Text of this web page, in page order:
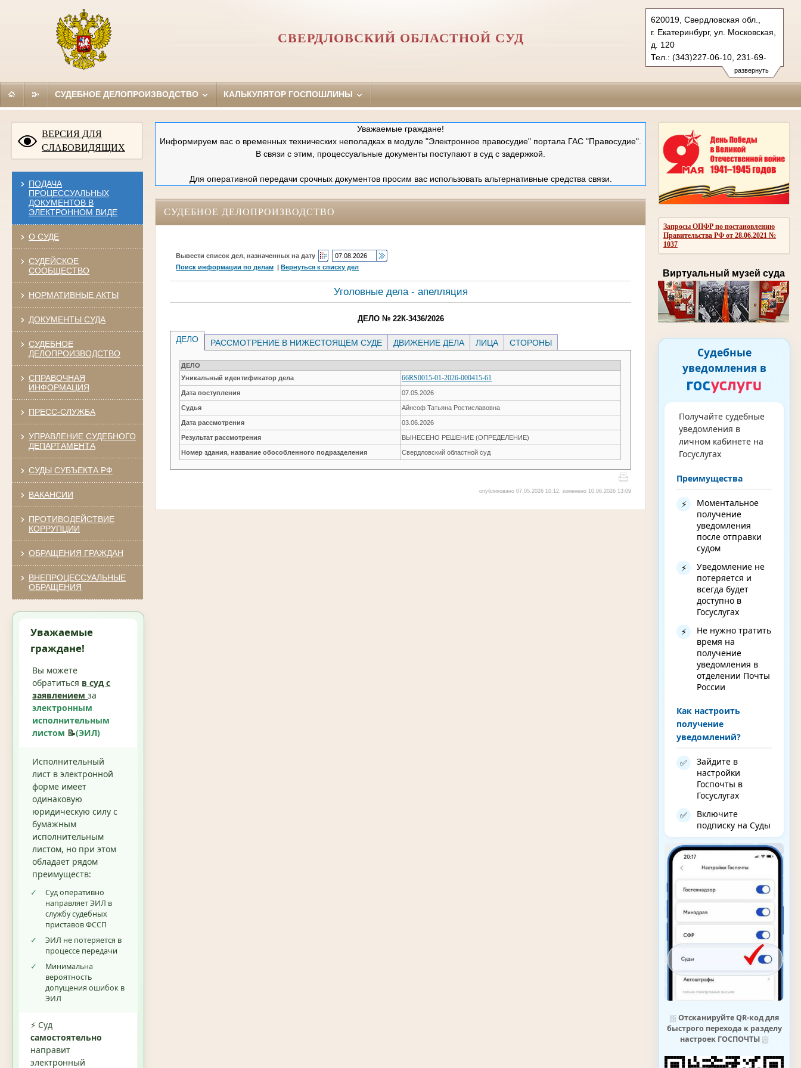
развернуть
620019, Свердловская обл.,
г. Екатеринбург, ул. Московская,
д. 120
Тел.: (343)227-06-10, 231-69-
89 (ф)
mail@ekboblsud.ru
СВЕРДЛОВСКИЙ ОБЛАСТНОЙ СУД
СУДЕБНОЕ ДЕЛОПРОИЗВОДСТВО КАЛЬКУЛЯТОР ГОСПОШЛИНЫ
ВЕРСИЯ ДЛЯ
СЛАБОВИДЯЩИХ
ПОДАЧА
ПРОЦЕССУАЛЬНЫХ
ДОКУМЕНТОВ В
ЭЛЕКТРОННОМ ВИДЕ
О СУДЕ
СУДЕЙСКОЕ
СООБЩЕСТВО
НОРМАТИВНЫЕ АКТЫ
ДОКУМЕНТЫ СУДА
СУДЕБНОЕ
ДЕЛОПРОИЗВОДСТВО
СПРАВОЧНАЯ
ИНФОРМАЦИЯ
ПРЕСС-СЛУЖБА
УПРАВЛЕНИЕ СУДЕБНОГО
ДЕПАРТАМЕНТА
СУДЫ СУБЪЕКТА РФ
ВАКАНСИИ
ПРОТИВОДЕЙСТВИЕ
КОРРУПЦИИ
ОБРАЩЕНИЯ ГРАЖДАН
ВНЕПРОЦЕССУАЛЬНЫЕ
ОБРАЩЕНИЯ
Уважаемые
граждане!
Вы можете
обратиться в суд с
заявлениемза
электронным
исполнительным
листом 📝(ЭИЛ)
Исполнительный
лист в электронной
форме имеет
одинаковую
юридическую силу с
бумажным
исполнительным
листом, но при этом
обладает рядом
преимуществ:
✓
Суд оперативно
направляет ЭИЛ в
службу судебных
приставов ФССП
✓
ЭИЛ не потеряется в
процессе передачи
✓
Минимальна
вероятность
допущения ошибок в
ЭИЛ
⚡ Суд
самостоятельно
направит
электронный
Запросы ОПФР по постановлению
Правительства РФ от 28.06.2021 №
1037
Виртуальный музей суда
Судебные
уведомления в
Получайте судебные
уведомления в
личном кабинете на
Госуслугах
Преимущества
⚡
Моментальное
получение
уведомления
после отправки
судом
⚡
Уведомление не
потеряется и
всегда будет
доступно в
Госуслугах
⚡
Не нужно тратить
время на
получение
уведомления в
отделении Почты
России
Как настроить
получение
уведомлений?
✅
Зайдите в
настройки
Госпочты в
Госуслугах
✅
Включите
подписку на Суды
⛆ Отсканируйте QR-код для
быстрого перехода к разделу
настроек ГОСПОЧТЫ⛆
Уважаемые граждане!
Информируем вас о временных технических неполадках в модуле "Электронное правосудие" портала ГАС "Правосудие".
В связи с этим, процессуальные документы поступают в суд с задержкой.
Для оперативной передачи срочных документов просим вас использовать альтернативные средства связи.
СУДЕБНОЕ ДЕЛОПРОИЗВОДСТВО
Вывести список дел, назначенных на дату
Поиск информации по делам |Вернуться к списку дел
Уголовные дела - апелляция
ДЕЛО № 22К-3436/2026
ДЕЛО РАССМОТРЕНИЕ В НИЖЕСТОЯЩЕМ СУДЕ ДВИЖЕНИЕ ДЕЛА ЛИЦА СТОРОНЫ
ДЕЛО
Уникальный идентификатор дела
66RS0015-01-2026-000415-61
Дата поступления 07.05.2026
Судья Айнсоф Татьяна Ростиславовна
Дата рассмотрения 03.06.2026
Результат рассмотрения ВЫНЕСЕНО РЕШЕНИЕ (ОПРЕДЕЛЕНИЕ)
Номер здания, название обособленного подразделения Свердловский областной суд
опубликовано 07.05.2026 10:12, изменено 10.06.2026 13:09